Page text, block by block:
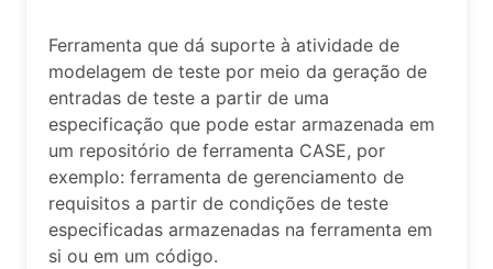
Ferramenta que dá suporte à atividade de
modelagem de teste por meio da geração de
entradas de teste a partir de uma
especificação que pode estar armazenada em
um repositório de ferramenta CASE, por
exemplo: ferramenta de gerenciamento de
requisitos a partir de condições de teste
especificadas armazenadas na ferramenta em
si ou em um código.